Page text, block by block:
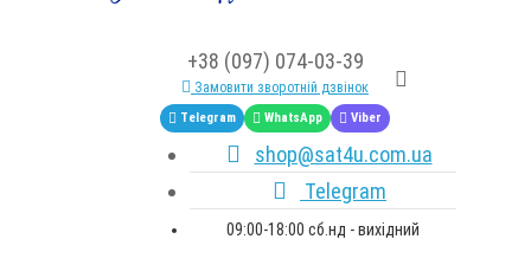
+38 (097) 074-03-39
Замовити зворотній дзвінок
Telegram WhatsApp Viber
shop@sat4u.com.ua
Telegram
09:00-18:00 сб.нд - вихідний